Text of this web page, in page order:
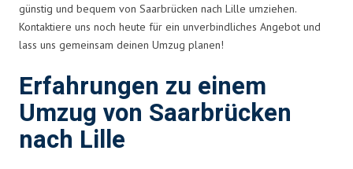
günstig und bequem von Saarbrücken nach Lille umziehen.
Kontaktiere uns noch heute für ein unverbindliches Angebot und
lass uns gemeinsam deinen Umzug planen!
Erfahrungen zu einem
Umzug von Saarbrücken
nach Lille